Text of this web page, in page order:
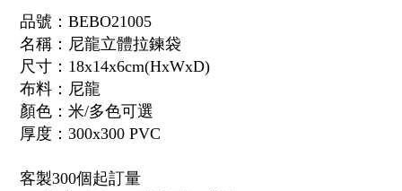
品號：BEBO21005
名稱：尼龍立體拉鍊袋
尺寸：18x14x6cm(HxWxD)
布料：尼龍
顏色：米/多色可選
厚度：300x300 PVC
客製300個起訂量